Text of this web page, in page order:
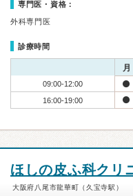
専門医・資格：
外科専門医
診療時間
月
09:00-12:00
16:00-19:00
ほしの皮ふ科クリ
大阪府八尾市龍華町（久宝寺駅）